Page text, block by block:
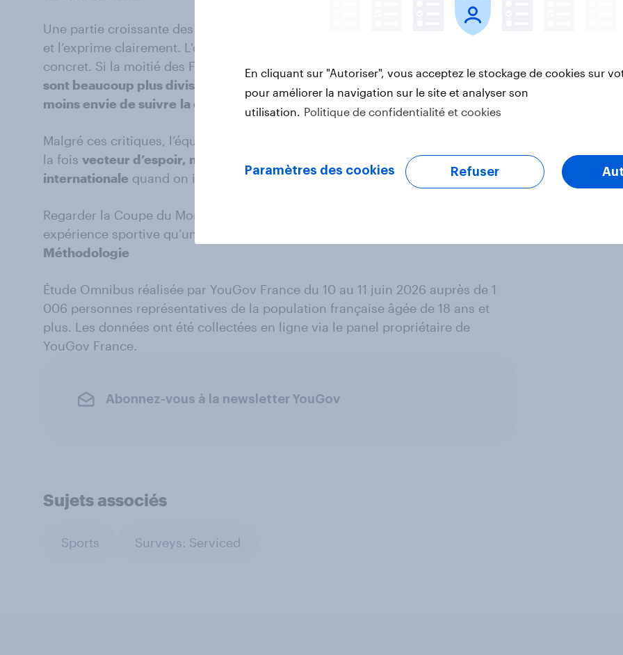
Une partie croissante des Français ne se reconnaît plus dans le football actuel
et l’exprime clairement. L'organisation en Amérique du Nord en est un exemple
concret. Si la moitié des Français affiche une forme de détachement,
les jeunes
sont beaucoup plus divisés
avec plus d’un Français 18-34 ans sur 5 ayant
moins envie de suivre la compétition.
Malgré ces critiques, l’équipe de France continue d’incarner un symbole fort, à
la fois vecteur d’espoir, marqueur d’identité nationale et vitrine
internationale quand on interroge les français.
Regarder la Coupe du Monde de la FIFA 2026, aujourd’hui, c’est autant une
expérience sportive qu’un moment de consommation.
Méthodologie
Étude Omnibus réalisée par YouGov France du 10 au 11 juin 2026 auprès de 1
006 personnes représentatives de la population française âgée de 18 ans et
plus. Les données ont été collectées en ligne via le panel propriétaire de
YouGov France.
Abonnez-vous à la newsletter YouGov
Sujets associés
Sports Surveys: Serviced
En cliquant sur "Autoriser", vous acceptez le stockage de cookies sur
pour améliorer la navigation sur le site et analyser son
utilisation. Politique de confidentialité et cookies
Paramètres des cookies Refuser